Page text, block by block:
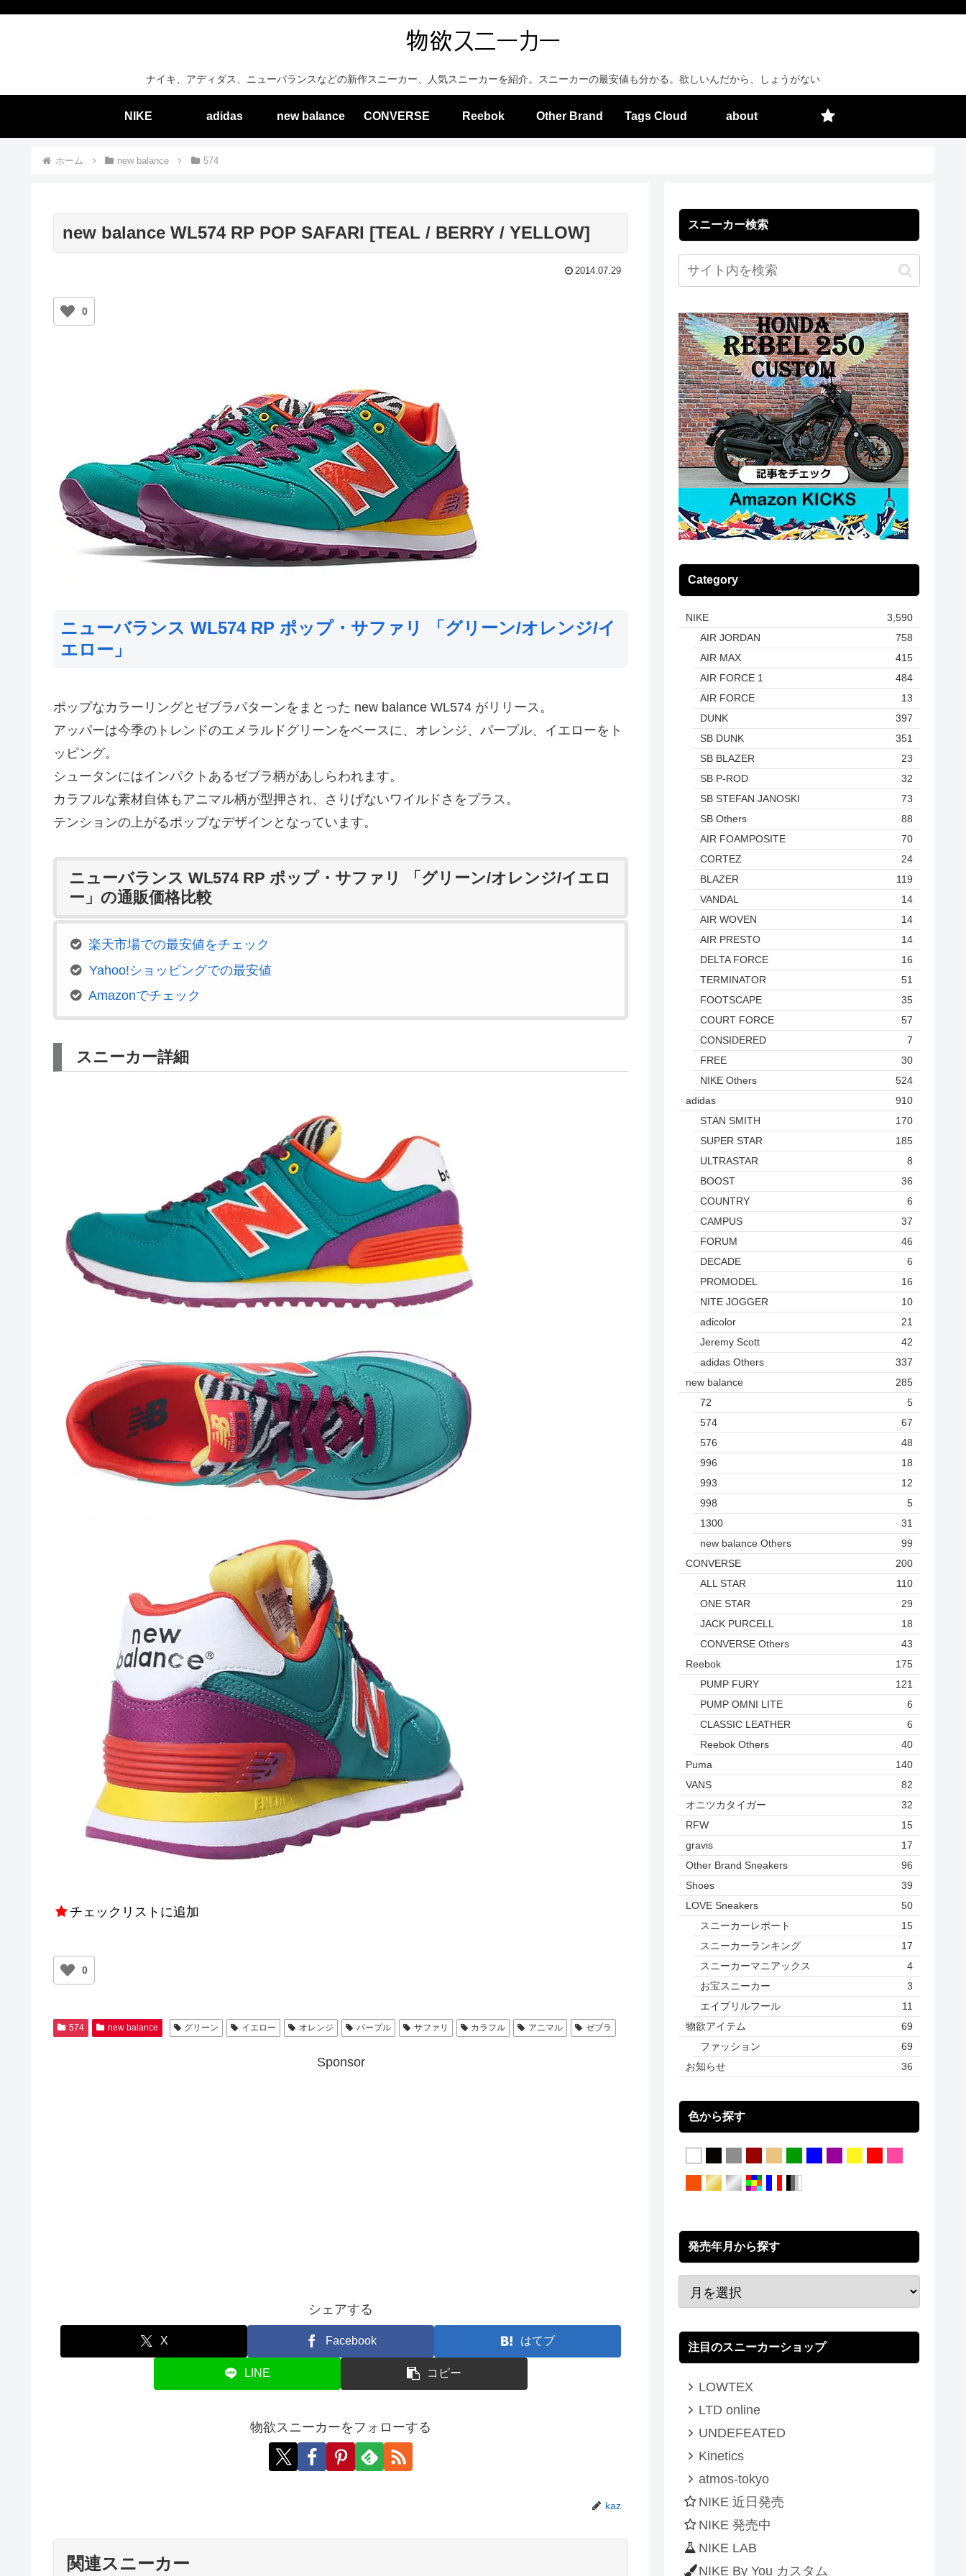
ナイキ、アディダス、ニューバランスなどの新作スニーカー、人気スニーカーを紹介。スニーカーの最安値も分かる。欲しいんだから、しょうがない
NIKE adidas new balance CONVERSE Reebok Other Brand Tags Cloud about
ホーム new balance 574
new balance WL574 RP POP SAFARI [TEAL / BERRY / YELLOW]
2014.07.29
0
ニューバランス WL574 RP ポップ・サファリ 「グリーン/オレンジ/イ
エロー」
ポップなカラーリングとゼブラパターンをまとった new balance WL574 がリリース。
アッパーは今季のトレンドのエメラルドグリーンをベースに、オレンジ、パープル、イエローをト
ッピング。
シュータンにはインパクトあるゼブラ柄があしらわれます。
カラフルな素材自体もアニマル柄が型押され、さりげないワイルドさをプラス。
テンションの上がるポップなデザインとなっています。
ニューバランス WL574 RP ポップ・サファリ 「グリーン/オレンジ/イエロ
ー」の通販価格比較
楽天市場での最安値をチェック
Yahoo!ショッピングでの最安値
Amazonでチェック
スニーカー詳細
チェックリストに追加
0
574 new balance グリーン イエロー オレンジ パープル サファリ カラフル アニマル ゼブラ
Sponsor
シェアする
X Facebook はてブ
LINE コピー
物欲スニーカーをフォローする
kaz
関連スニーカー
スニーカー検索
Category
NIKE
3,590
AIR JORDAN
758
AIR MAX
415
AIR FORCE 1
484
AIR FORCE
13
DUNK
397
SB DUNK
351
SB BLAZER
23
SB P-ROD
32
SB STEFAN JANOSKI
73
SB Others
88
AIR FOAMPOSITE
70
CORTEZ
24
BLAZER
119
VANDAL
14
AIR WOVEN
14
AIR PRESTO
14
DELTA FORCE
16
TERMINATOR
51
FOOTSCAPE
35
COURT FORCE
57
CONSIDERED
7
FREE
30
NIKE Others
524
adidas
910
STAN SMITH
170
SUPER STAR
185
ULTRASTAR
8
BOOST
36
COUNTRY
6
CAMPUS
37
FORUM
46
DECADE
6
PROMODEL
16
NITE JOGGER
10
adicolor
21
Jeremy Scott
42
adidas Others
337
new balance
285
72
5
574
67
576
48
996
18
993
12
998
5
1300
31
new balance Others
99
CONVERSE
200
ALL STAR
110
ONE STAR
29
JACK PURCELL
18
CONVERSE Others
43
Reebok
175
PUMP FURY
121
PUMP OMNI LITE
6
CLASSIC LEATHER
6
Reebok Others
40
Puma
140
VANS
82
オニツカタイガー
32
RFW
15
gravis
17
Other Brand Sneakers
96
Shoes
39
LOVE Sneakers
50
スニーカーレポート
15
スニーカーランキング
17
スニーカーマニアックス
4
お宝スニーカー
3
エイプリルフール
11
物欲アイテム
69
ファッション
69
お知らせ
36
色から探す
発売年月から探す
注目のスニーカーショップ
LOWTEX
LTD online
UNDEFEATED
Kinetics
atmos-tokyo
NIKE 近日発売
NIKE 発売中
NIKE LAB
NIKE By You カスタム